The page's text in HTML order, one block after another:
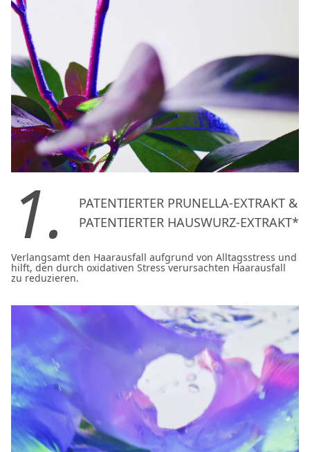
1.
PATENTIERTER PRUNELLA-EXTRAKT &
PATENTIERTER HAUSWURZ-EXTRAKT*
Verlangsamt den Haarausfall aufgrund von Alltagsstress und
hilft, den durch oxidativen Stress verursachten Haarausfall
zu reduzieren.